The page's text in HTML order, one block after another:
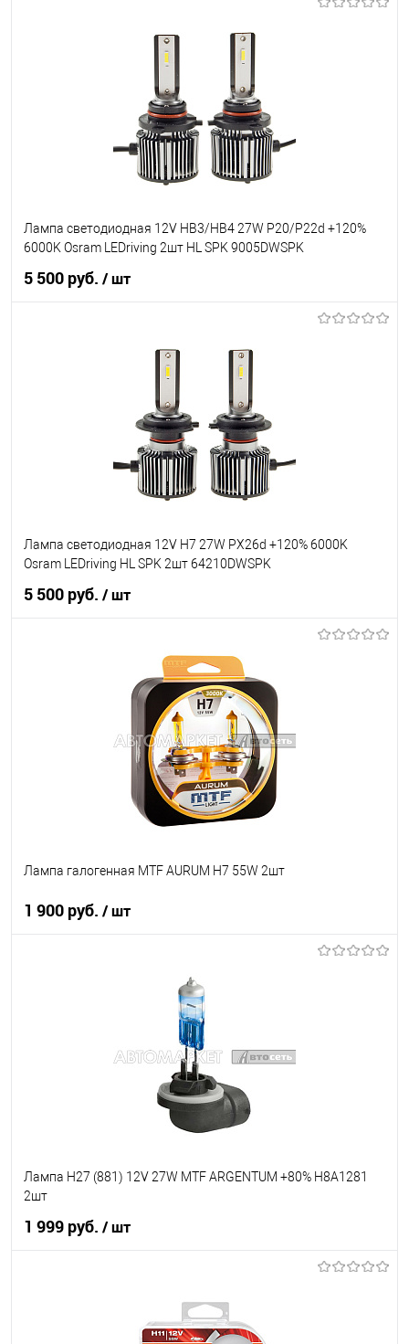
В наличии
Лампа светодиодная 12V HB3/HB4 27W P20/P22d +120%
6000K Osram LEDriving 2шт HL SPK 9005DWSPK
5 500 руб. / шт
В наличии
Лампа светодиодная 12V H7 27W PX26d +120% 6000K
Osram LEDriving HL SPK 2шт 64210DWSPK
5 500 руб. / шт
В наличии
Лампа галогенная MTF AURUM H7 55W 2шт
1 900 руб. / шт
Лампа Н27 (881) 12V 27W MTF ARGENTUM +80% H8A1281
2шт
1 999 руб. / шт
В наличии